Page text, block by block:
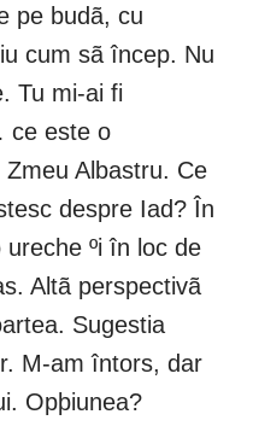
pe budã, cu
cum sã încep. Nu
Tu mi-ai fi
ce este o
Albastru. Ce
despre Iad? În
ºi în loc de
Altã perspectivã
Sugestia
M-am întors, dar
Opþiunea?